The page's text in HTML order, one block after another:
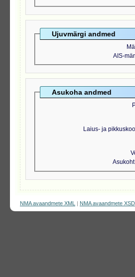
Ujuvmärgi andmed
AIS-
Asukoha andmed
Laius- ja
NMA avaandmete XML | NMA avaandmete XSD